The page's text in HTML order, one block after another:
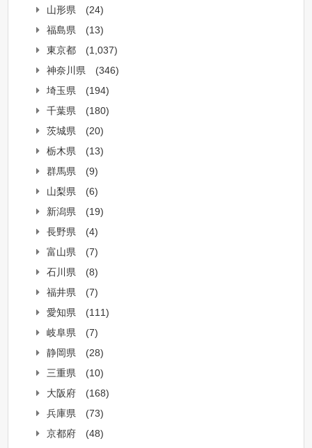
山形県
(24)
福島県
(13)
東京都
(1,037)
神奈川県
(346)
埼玉県
(194)
千葉県
(180)
茨城県
(20)
栃木県
(13)
群馬県
(9)
山梨県
(6)
新潟県
(19)
長野県
(4)
富山県
(7)
石川県
(8)
福井県
(7)
愛知県
(111)
岐阜県
(7)
静岡県
(28)
三重県
(10)
大阪府
(168)
兵庫県
(73)
京都府
(48)